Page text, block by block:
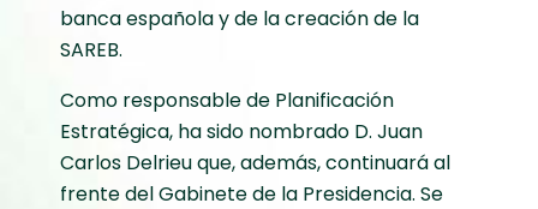
banca española y de la creación de la
SAREB.
Como responsable de Planificación
Estratégica, ha sido nombrado D. Juan
Carlos Delrieu que, además, continuará al
frente del Gabinete de la Presidencia. Se